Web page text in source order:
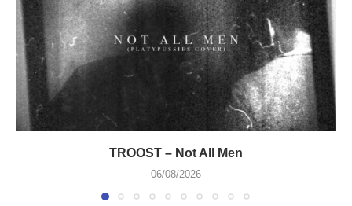
TROOST – Not All Men
06/08/2026